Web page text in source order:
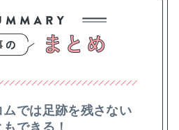
では足跡を残さない
もできる！